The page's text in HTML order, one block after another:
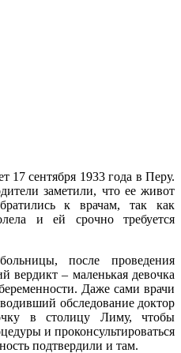
17 сентября 1933 года в Перу.
заметили, что ее живот
к врачам, так как
и ей срочно требуется
после проведения
– маленькая девочка
Даже сами врачи
обследование доктор
в столицу Лиму, чтобы
и проконсультироваться
подтвердили и там.